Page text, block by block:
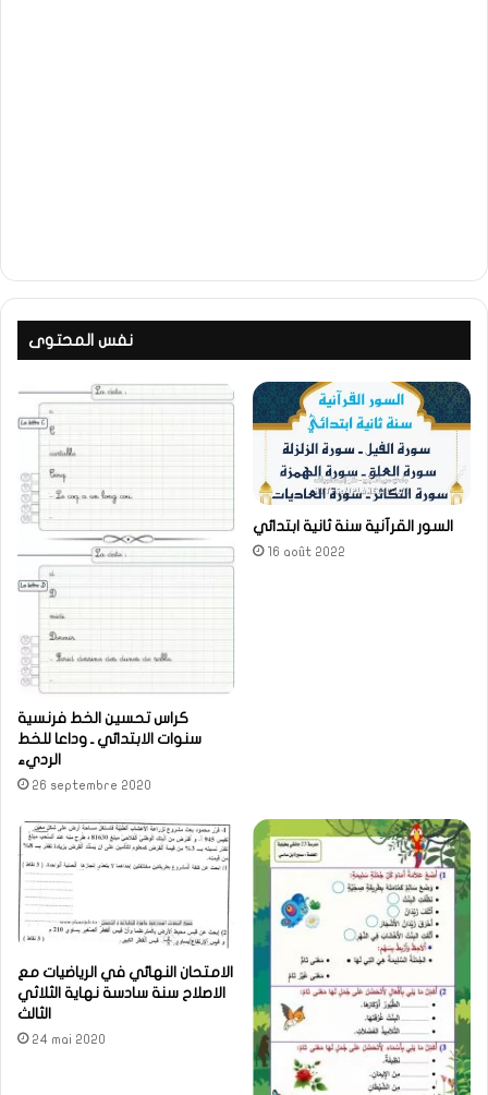
نفس المحتوى
كراس تحسين الخط فرنسية
سنوات الابتدائي ـ وداعا للخط
الرديء
26 septembre 2020
السور القرآنية سنة ثانية ابتدائي
16 août 2022
الامتحان النهائي في الرياضيات مع
الاصلاح سنة سادسة نهاية الثلاثي
الثالث
24 mai 2020